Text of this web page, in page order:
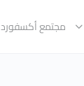
مجتمع أكسفورد